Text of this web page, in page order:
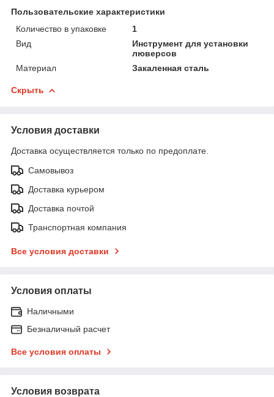
Пользовательские характеристики
Количество в упаковке
1
Вид
Инструмент для установки
люверсов
Материал
Закаленная сталь
Скрыть
Условия доставки
Доставка осуществляется только по предоплате.
Самовывоз
Доставка курьером
Доставка почтой
Транспортная компания
Все условия доставки
Условия оплаты
Наличными
Безналичный расчет
Все условия оплаты
Условия возврата